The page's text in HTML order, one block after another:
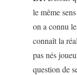
le même
on a connu
connaît la
pas nés
question de